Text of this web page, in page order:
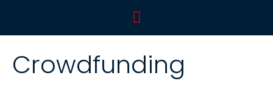
Crowdfunding